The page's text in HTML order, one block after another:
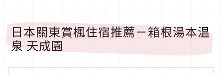
日本關東賞楓住宿推薦－箱根湯本温
泉 天成園